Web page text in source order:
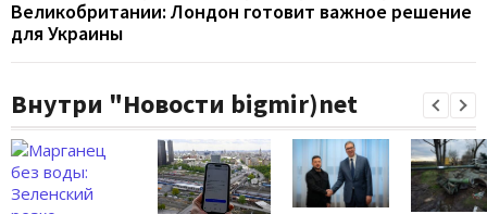
Великобритании: Лондон готовит важное решение
для Украины
Внутри "Новости bigmir)net